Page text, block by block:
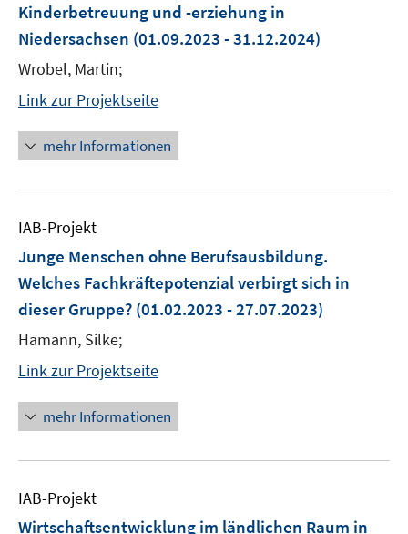
Kinderbetreuung und -erziehung in
Niedersachsen (01.09.2023 - 31.12.2024)
Wrobel, Martin;
Link zur Projektseite
mehr Informationen
IAB-Projekt
Junge Menschen ohne Berufsausbildung.
Welches Fachkräftepotenzial verbirgt sich in
dieser Gruppe? (01.02.2023 - 27.07.2023)
Hamann, Silke;
Link zur Projektseite
mehr Informationen
IAB-Projekt
Wirtschaftsentwicklung im ländlichen Raum in